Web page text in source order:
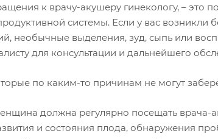
к врачу-акушеру гинекологу, – это
системы. Если у вас возникли
необычные выделения, зуд, сыпь или
для консультации и дальнейшего
по каким-то причинам не могут
должна регулярно посещать
и состояния плода, обнаружения